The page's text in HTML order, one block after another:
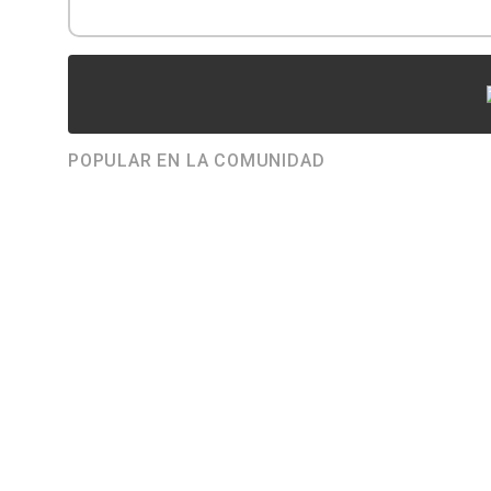
POPULAR EN LA COMUNIDAD